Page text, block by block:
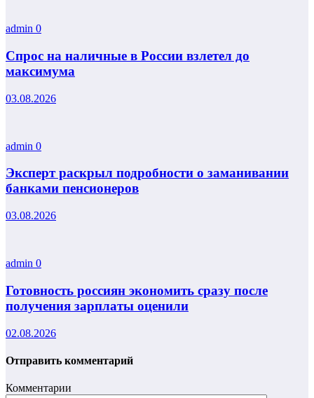
admin 0
Спрос на наличные в России взлетел до
максимума
03.08.2026
admin 0
Эксперт раскрыл подробности о заманивании
банками пенсионеров
03.08.2026
admin 0
Готовность россиян экономить сразу после
получения зарплаты оценили
02.08.2026
Отправить комментарий
Комментарии